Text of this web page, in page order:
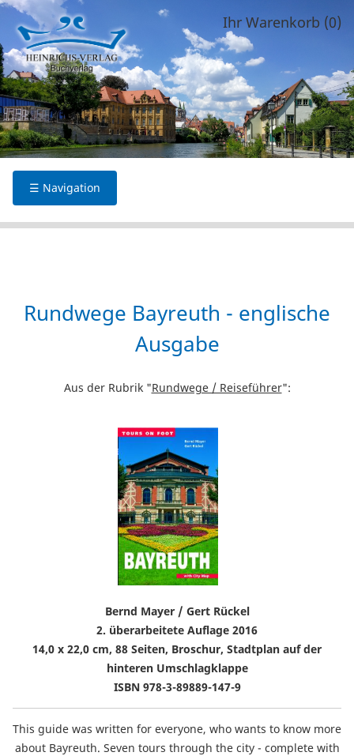
Ihr Warenkorb (0)
☰ Navigation
Rundwege Bayreuth - englische
Ausgabe
Aus der Rubrik "Rundwege / Reiseführer":
Bernd Mayer / Gert Rückel
2. überarbeitete Auflage 2016
14,0 x 22,0 cm, 88 Seiten, Broschur, Stadtplan auf der
hinteren Umschlagklappe
ISBN 978-3-89889-147-9
This guide was written for everyone, who wants to know more
about Bayreuth. Seven tours through the city - complete with